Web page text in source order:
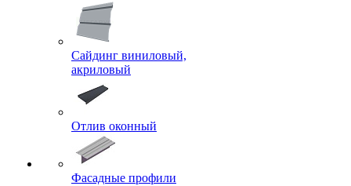
Сайдинг виниловый,
акриловый
Отлив оконный
Фасадные профили